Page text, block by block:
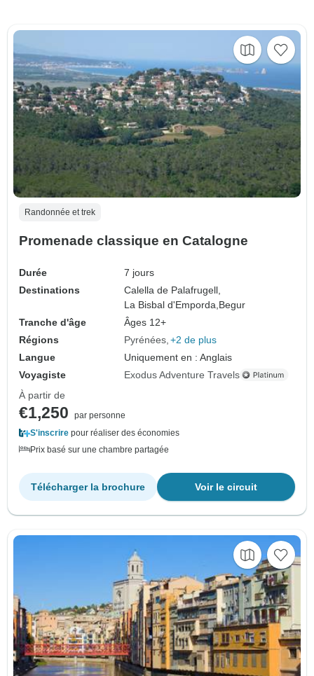
Randonnée et trek
Promenade classique en Catalogne
Durée
7 jours
Destinations
Calella de Palafrugell,
La Bisbal d'Emporda, Begur
Tranche d'âge
Âges 12+
Régions
Pyrénées +2 de plus
Langue
Uniquement en : Anglais
Voyagiste
Exodus Adventure Travels
À partir de
€1,250
par personne
S'inscrire pour réaliser des économies
Prix basé sur une chambre partagée
Voir le circuit
Télécharger la brochure